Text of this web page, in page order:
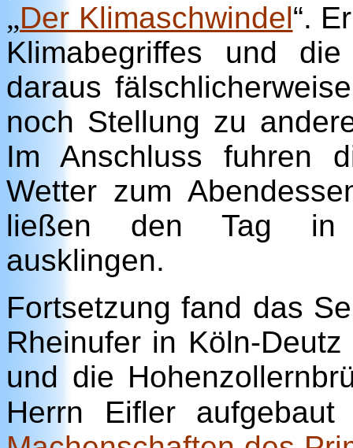
„Der Klimaschwindel“.
Klimabegriffes und
daraus
noch Stellung zu
Im Anschluss fuhren
Wetter zum
ließen den Tag in
ausklingen.
Fortsetzung fand das
Rheinufer in Köln-
und die
Herrn Eifler